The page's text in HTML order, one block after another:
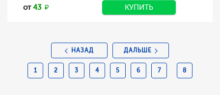
от43 КУПИТЬ
НАЗАД
1 2 3 4 5 6 7 8
ДАЛЬШЕ